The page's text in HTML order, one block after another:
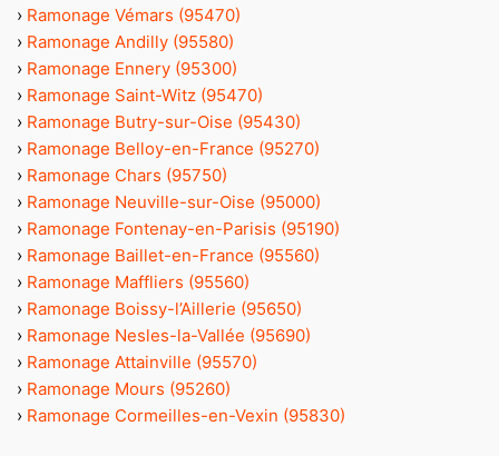
› Ramonage Vémars (95470)
› Ramonage Andilly (95580)
› Ramonage Ennery (95300)
› Ramonage Saint-Witz (95470)
› Ramonage Butry-sur-Oise (95430)
› Ramonage Belloy-en-France (95270)
› Ramonage Chars (95750)
› Ramonage Neuville-sur-Oise (95000)
› Ramonage Fontenay-en-Parisis (95190)
› Ramonage Baillet-en-France (95560)
› Ramonage Maffliers (95560)
› Ramonage Boissy-l’Aillerie (95650)
› Ramonage Nesles-la-Vallée (95690)
› Ramonage Attainville (95570)
› Ramonage Mours (95260)
› Ramonage Cormeilles-en-Vexin (95830)